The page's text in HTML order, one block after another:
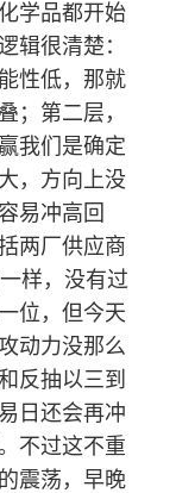
学品都开始
辑很清楚：
性低，那就
；第二层，
我们是确定
，方向上没
易冲高回
两厂供应商
样，没有过
位，但今天
动力没那么
反抽以三到
日还会再冲
不过这不重
震荡，早晚